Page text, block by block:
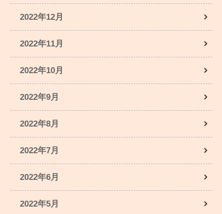
2022年12月
2022年11月
2022年10月
2022年9月
2022年8月
2022年7月
2022年6月
2022年5月